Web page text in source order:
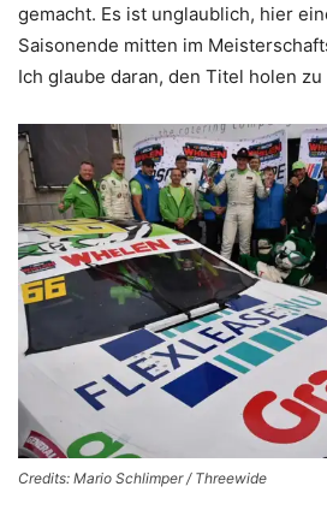
gemacht. Es ist unglaublich, hier
Saisonende mitten im
Ich glaube daran, den Titel holen zu
Credits: Mario Schlimper / Threewide